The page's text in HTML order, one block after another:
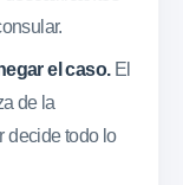
el caso.El
de la
decide todo lo